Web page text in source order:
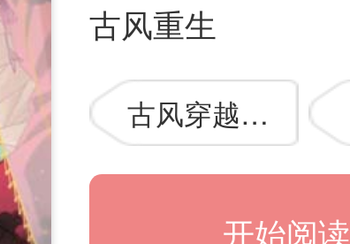
古风重生
古风穿越漫画
开始阅读